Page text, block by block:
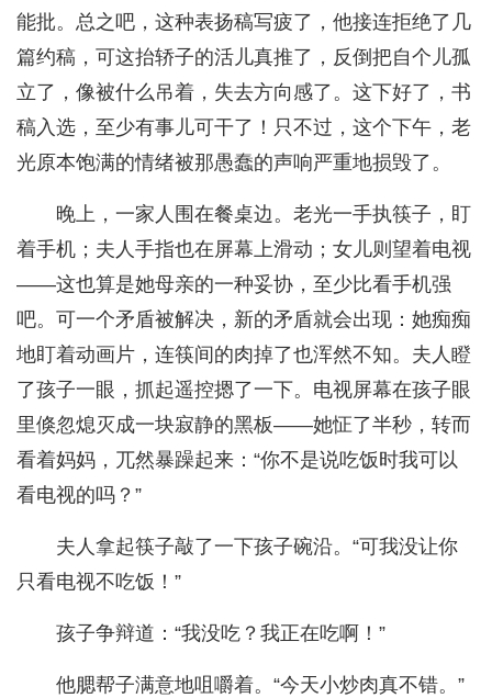
能批。总之吧，这种表扬稿写疲了，他接连拒绝了几
篇约稿，可这抬轿子的活儿真推了，反倒把自个儿孤
立了，像被什么吊着，失去方向感了。这下好了，书
稿入选，至少有事儿可干了！只不过，这个下午，老
光原本饱满的情绪被那愚蠢的声响严重地损毁了。
晚上，一家人围在餐桌边。老光一手执筷子，盯
着手机；夫人手指也在屏幕上滑动；女儿则望着电视
——这也算是她母亲的一种妥协，至少比看手机强
吧。可一个矛盾被解决，新的矛盾就会出现：她痴痴
地盯着动画片，连筷间的肉掉了也浑然不知。夫人瞪
了孩子一眼，抓起遥控摁了一下。电视屏幕在孩子眼
里倏忽熄灭成一块寂静的黑板——她怔了半秒，转而
看着妈妈，兀然暴躁起来：“你不是说吃饭时我可以
看电视的吗？”
夫人拿起筷子敲了一下孩子碗沿。“可我没让你
只看电视不吃饭！”
孩子争辩道：“我没吃？我正在吃啊！”
他腮帮子满意地咀嚼着。“今天小炒肉真不错。”